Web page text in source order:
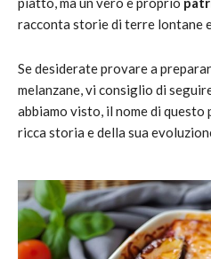
racconta storie di terre lontane
Se desiderate provare a
melanzane, vi consiglio di
abbiamo visto, il nome di
ricca storia e della sua